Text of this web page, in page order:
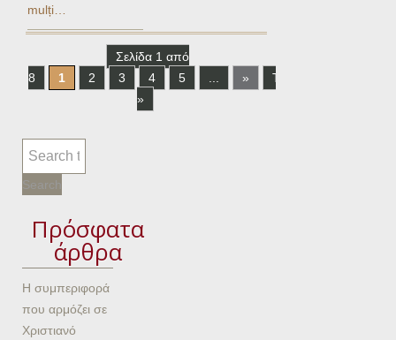
mulți…
Σελίδα 1 από
8
1 2 3 4 5 »
Τελευταία
»
Πρόσφατα
άρθρα
Η συμπεριφορά
που αρμόζει σε
Χριστιανό